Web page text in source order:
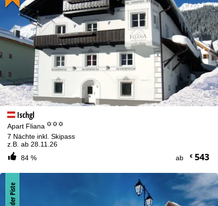
Zustimmen
Ischgl
Apart Fliana °°°
7 Nächte inkl. Skipass
z.B. ab 28.11.26
84 %
ab €543
An der Piste